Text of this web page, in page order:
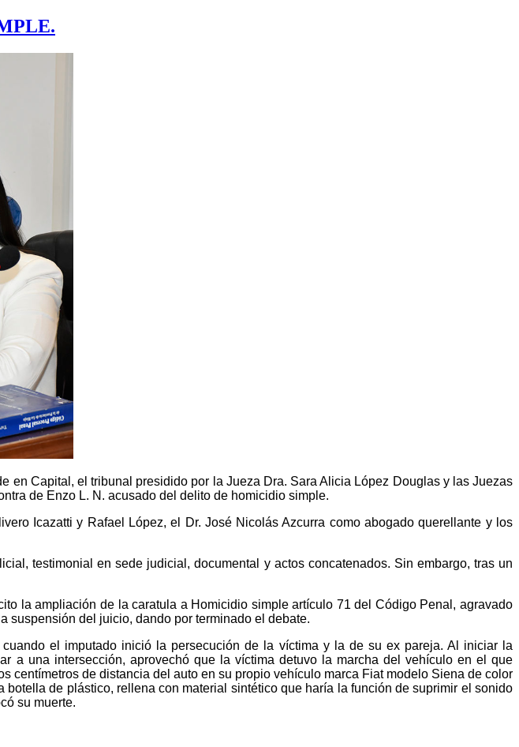
en Capital, el tribunal presidido por la Jueza Dra. Sara Alicia López Douglas y las Juezas
de Enzo L. N. acusado del delito de homicidio simple.
Icazatti y Rafael López, el Dr. José Nicolás Azcurra como abogado querellante y los
testimonial en sede judicial, documental y actos concatenados. Sin embargo, tras un
la ampliación de la caratula a Homicidio simple artículo 71 del Código Penal, agravado
suspensión del juicio, dando por terminado el debate.
el imputado inició la persecución de la víctima y la de su ex pareja. Al iniciar la
a una intersección, aprovechó que la víctima detuvo la marcha del vehículo en el que
centímetros de distancia del auto en su propio vehículo marca Fiat modelo Siena de color
de plástico, rellena con material sintético que haría la función de suprimir el sonido
su muerte.